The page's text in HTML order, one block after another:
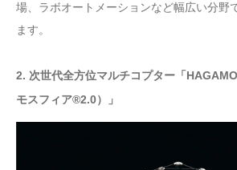
場、ラボオートメーションなど幅広い分野
ます。
2. 次世代全方位マルチコプター「
モスフィア®2.0）」